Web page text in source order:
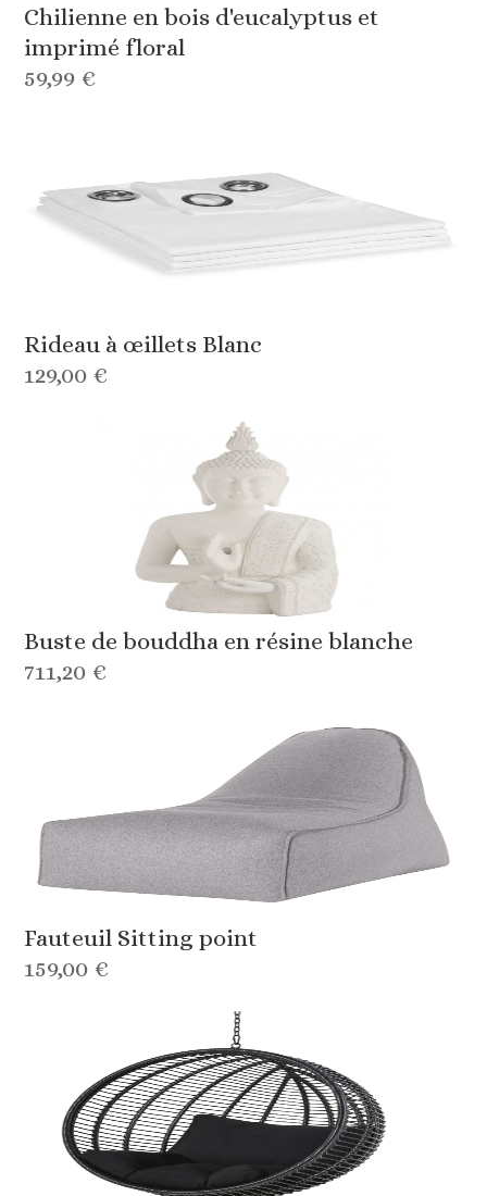
Chilienne en bois d'eucalyptus et
imprimé floral
59,99 €
Rideau à œillets Blanc
129,00 €
Buste de bouddha en résine blanche
711,20 €
Fauteuil Sitting point
159,00 €